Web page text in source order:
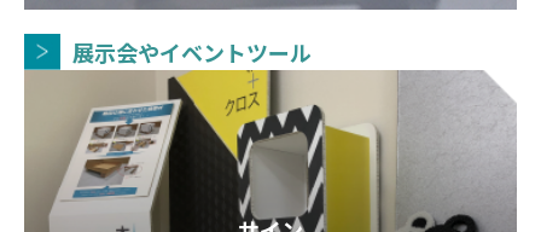
展示会やイベントツール